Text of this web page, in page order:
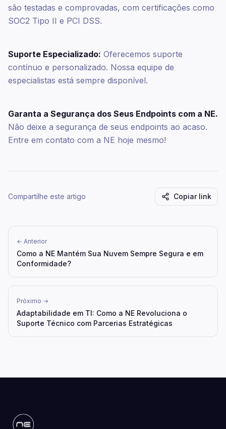
são testadas e comprovadas, com certificações como
SOC2 Tipo II e PCI DSS.
Suporte Especializado: Oferecemos suporte
contínuo e personalizado. Nossa equipe de
especialistas está sempre disponível.
Garanta a Segurança dos Seus Endpoints com a NE.
Não deixe a segurança de seus endpoints ao acaso.
Entre em contato com a NE hoje mesmo!
Compartilhe este artigo Copiar link
← Anterior
Como a NE Mantém Sua Nuvem Sempre Segura e em
Conformidade?
Próximo →
Adaptabilidade em TI: Como a NE Revoluciona o
Suporte Técnico com Parcerias Estratégicas